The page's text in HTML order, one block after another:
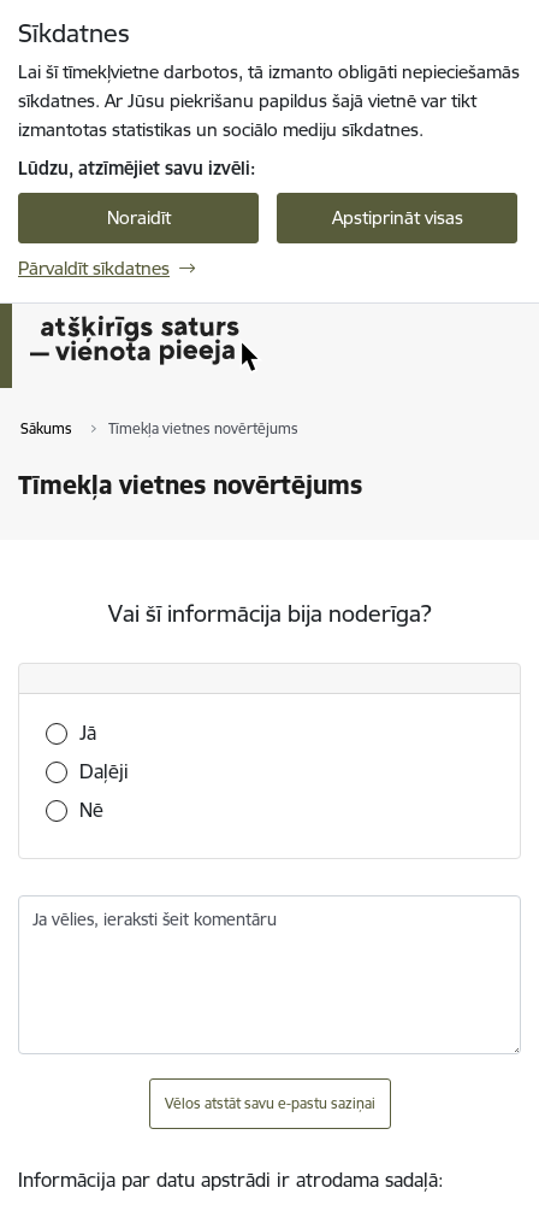
Sīkdatnes
Lai šī tīmekļvietne darbotos, tā izmanto obligāti nepieciešamās
sīkdatnes. Ar Jūsu piekrišanu papildus šajā vietnē var tikt
izmantotas statistikas un sociālo mediju sīkdatnes.
Lūdzu, atzīmējiet savu izvēli:
Noraidīt Apstiprināt visas
Pārvaldīt sīkdatnes
Sākums Tīmekļa vietnes novērtējums
Tīmekļa vietnes novērtējums
Vai šī informācija bija noderīga?
Vai šī informācija bija noderīga?
Jā
Daļēji
Nē
Ja vēlies, ieraksti šeit komentāru
Vēlos atstāt savu e-pastu saziņai
Informācija par datu apstrādi ir atrodama sadaļā: